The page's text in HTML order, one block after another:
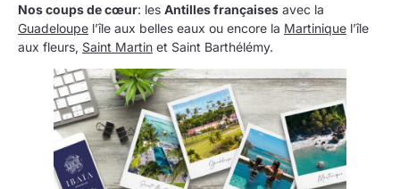
Nos coups de cœur: les Antilles françaises avec la
Guadeloupe l’île aux belles eaux ou encore la Martinique l’île
aux fleurs, Saint Martin et Saint Barthélémy.